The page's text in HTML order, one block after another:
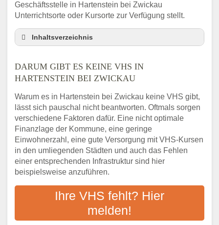
Geschäftsstelle in Hartenstein bei Zwickau
Unterrichtsorte oder Kursorte zur Verfügung stellt.
Inhaltsverzeichnis
Zwickau
3 schnelle Tipps
Hartenstein bei Zwickau VHS-Kurse in Ihrer
Nähe
Abendschule in der Region rund um
Hartenstein bei Zwickau
VHS steht für Erwachsenenbildung
Online-Kurse: Alternative Angebote zum
VHS-Kurs
Checkliste: Darauf kommt es bei
Bildungsangeboten an
Das bundesweite Volkshochschulwesen
DARUM GIBT ES KEINE VHS IN
HARTENSTEIN BEI ZWICKAU
Warum es in Hartenstein bei Zwickau keine VHS gibt,
lässt sich pauschal nicht beantworten. Oftmals sorgen
verschiedene Faktoren dafür. Eine nicht optimale
Finanzlage der Kommune, eine geringe
Einwohnerzahl, eine gute Versorgung mit VHS-Kursen
in den umliegenden Städten und auch das Fehlen
einer entsprechenden Infrastruktur sind hier
beispielsweise anzuführen.
Ihre VHS fehlt? Hier
melden!